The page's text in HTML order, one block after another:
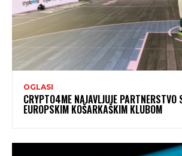
OGLASI
CRYPTO4ME NAJAVLJUJE PARTNERSTVO
EUROPSKIM KOŠARKAŠKIM KLUBOM